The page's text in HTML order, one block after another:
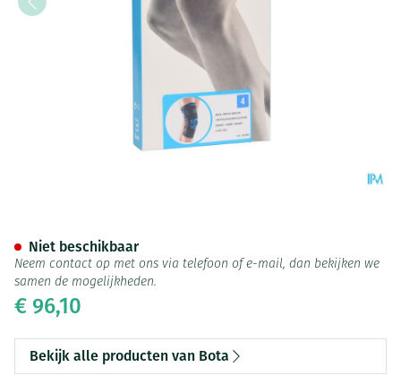
€ 96,10
Niet beschikbaar
Neem contact op met ons via telefoon of e-mail, dan bekijken we
samen de mogelijkheden.
Bekijk alle producten van Bota